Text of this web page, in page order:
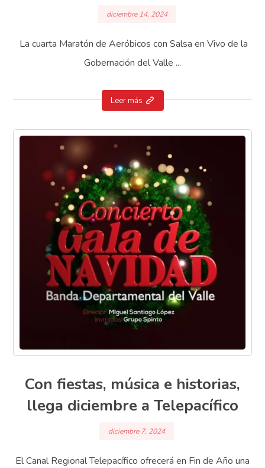
diciembre 14, 2024
La cuarta Maratón de Aeróbicos con Salsa en Vivo de la
Gobernación del Valle ...
Leer más
Con fiestas, música e historias,
llega diciembre a Telepacífico
diciembre 7, 2024
El Canal Regional Telepacífico ofrecerá en Fin de Año una